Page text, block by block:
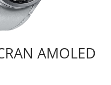
AMOLED